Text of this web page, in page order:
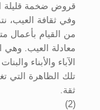
قروض ضخمة قليلة
وفي ثقافة العيب،
من القيام بأعمال
معادلة العيب. وهي
الآباء والأبناء
تلك الظاهرة التي
ثقة.
(2)